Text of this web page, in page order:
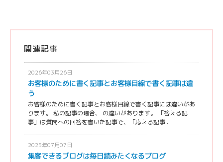
関連記事
2026年03月26日
お客様のために書く記事とお客様目線で書く記事は違
う
お客様のために書く記事とお客様目線で書く記事には違いがあ
ります。 私の記事の場合、 の違いがあります。 「答える記
事」は質問への回答を書いた記事で、「応える記事...
2025年07月07日
集客できるブログは毎日読みたくなるブログ